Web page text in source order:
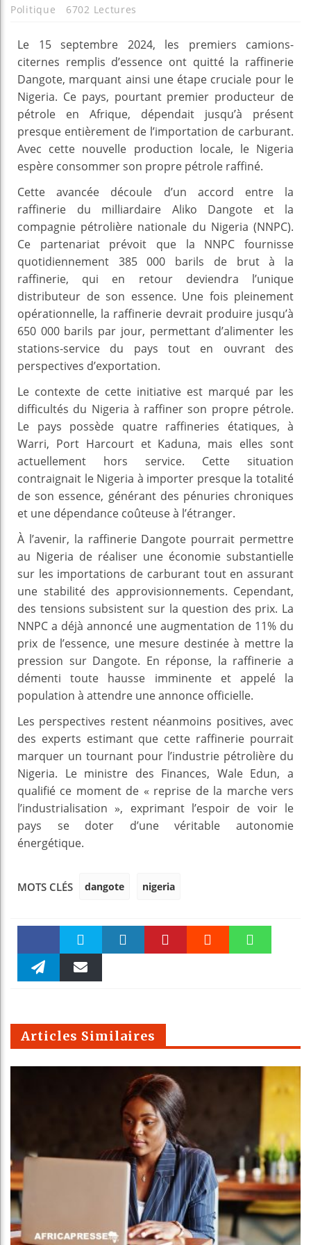
Politique
6702 Lectures
Le 15 septembre 2024, les premiers camions-
citernes remplis d’essence ont quitté la raffinerie
Dangote, marquant ainsi une étape cruciale pour le
Nigeria. Ce pays, pourtant premier producteur de
pétrole en Afrique, dépendait jusqu’à présent
presque entièrement de l’importation de carburant.
Avec cette nouvelle production locale, le Nigeria
espère consommer son propre pétrole raffiné.
Cette avancée découle d’un accord entre la
raffinerie du milliardaire Aliko Dangote et la
compagnie pétrolière nationale du Nigeria (NNPC).
Ce partenariat prévoit que la NNPC fournisse
quotidiennement 385 000 barils de brut à la
raffinerie, qui en retour deviendra l’unique
distributeur de son essence. Une fois pleinement
opérationnelle, la raffinerie devrait produire jusqu’à
650 000 barils par jour, permettant d’alimenter les
stations-service du pays tout en ouvrant des
perspectives d’exportation.
Le contexte de cette initiative est marqué par les
difficultés du Nigeria à raffiner son propre pétrole.
Le pays possède quatre raffineries étatiques, à
Warri, Port Harcourt et Kaduna, mais elles sont
actuellement hors service. Cette situation
contraignait le Nigeria à importer presque la totalité
de son essence, générant des pénuries chroniques
et une dépendance coûteuse à l’étranger.
À l’avenir, la raffinerie Dangote pourrait permettre
au Nigeria de réaliser une économie substantielle
sur les importations de carburant tout en assurant
une stabilité des approvisionnements. Cependant,
des tensions subsistent sur la question des prix. La
NNPC a déjà annoncé une augmentation de 11% du
prix de l’essence, une mesure destinée à mettre la
pression sur Dangote. En réponse, la raffinerie a
démenti toute hausse imminente et appelé la
population à attendre une annonce officielle.
Les perspectives restent néanmoins positives, avec
des experts estimant que cette raffinerie pourrait
marquer un tournant pour l’industrie pétrolière du
Nigeria. Le ministre des Finances, Wale Edun, a
qualifié ce moment de « reprise de la marche vers
l’industrialisation », exprimant l’espoir de voir le
pays se doter d’une véritable autonomie
énergétique.
MOTS CLÉS dangote nigeria
Faceboo Twitter
m
Articles Similaires